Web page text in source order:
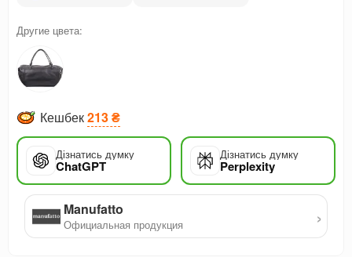
Другие цвета:
Кешбек213 ₴
Дізнатись думку
ChatGPT
Дізнатись думку
Perplexity
Manufatto
Официальная продукция ›